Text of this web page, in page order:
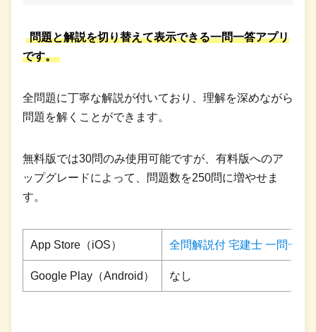
問題と解説を切り替えて表示できる一問一答アプリ
です。
全問題に丁寧な解説が付いており、理解を深めながら
問題を解くことができます。
無料版では30問のみ使用可能ですが、有料版へのア
ップグレードによって、問題数を250問に増やせま
す。
App Store（iOS） 全問解説付 宅建士 一問一答
Google Play（Android） なし